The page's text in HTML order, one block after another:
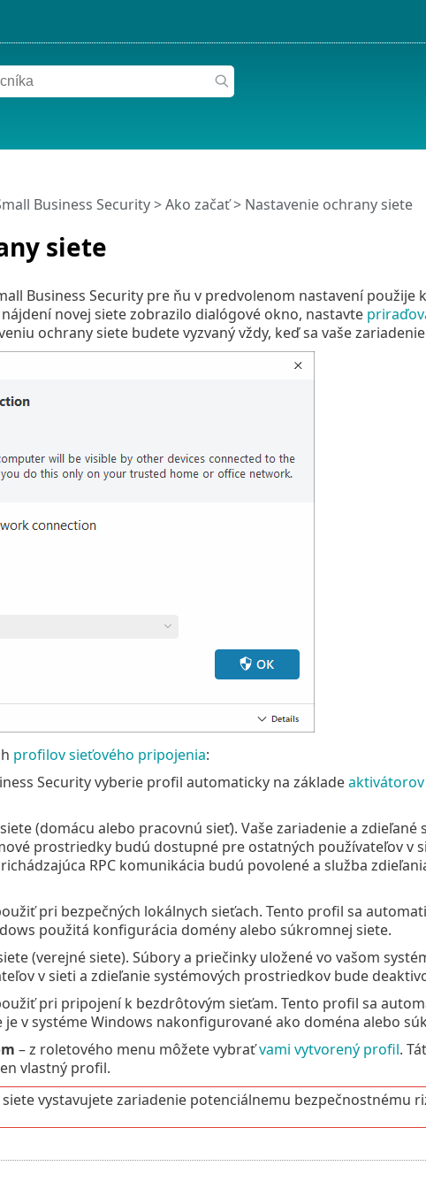
siete
Business Security>Ako začať> Nastavenie ochrany siete
Business Security pre ňu v predvolenom nastavení
novej siete zobrazilo dialógové okno, nastavte
ochrany siete budete vyzvaný vždy, keď sa vaše
profilov sieťového pripojenia:
Security vyberie profil automaticky na základeaktivátorov
(domácu alebo pracovnú sieť). Vaše zariadenie a zdieľané
prostriedky budú dostupné pre ostatných používateľov v
RPC komunikácia budú povolené a služba
pri bezpečných lokálnych sieťach. Tento profil sa
použitá konfigurácia domény alebo súkromnej siete.
(verejné siete). Súbory a priečinky uložené vo vašom
v sieti a zdieľanie systémových prostriedkov bude
pri pripojení k bezdrôtovým sieťam. Tento profil sa
v systéme Windows nakonfigurované ako doména alebo
– z roletového menu môžete vybraťvami vytvorený profil.
vlastný profil.
vystavujete zariadenie potenciálnemu bezpečnostnému